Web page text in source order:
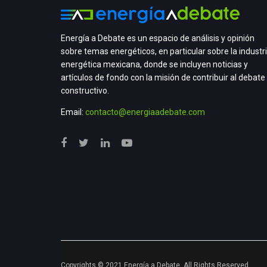
Energía a Debate es un espacio de análisis y opinión
sobre temas energéticos, en particular sobre la
energética mexicana, donde se incluyen noticias y
artículos de fondo con la misión de contribuir al debate
constructivo.
Email: contacto@energiaadebate.com
Copyrights © 2021 Energía a Debate. All Rights Reserved.